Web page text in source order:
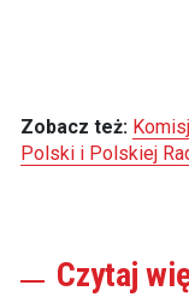
Zobacz też:
Polski i Polskiej
Czytaj